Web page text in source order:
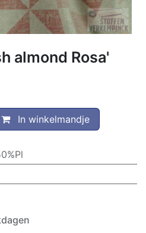
almond Rosa'
In winkelmandje